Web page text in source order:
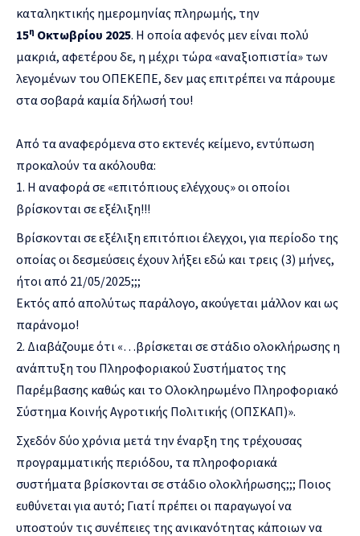
καταληκτικής ημερομηνίας πληρωμής, την
15η Οκτωβρίου 2025. Η οποία αφενός μεν είναι πολύ
μακριά, αφετέρου δε, η μέχρι τώρα «αναξιοπιστία» των
λεγομένων του ΟΠΕΚΕΠΕ, δεν μας επιτρέπει να πάρουμε
στα σοβαρά καμία δήλωσή του!
Από τα αναφερόμενα στο εκτενές κείμενο, εντύπωση
προκαλούν τα ακόλουθα:
Η αναφορά σε «επιτόπιους ελέγχους» οι οποίοι
βρίσκονται σε εξέλιξη!!!
Βρίσκονται σε εξέλιξη επιτόπιοι έλεγχοι, για περίοδο της
οποίας οι δεσμεύσεις έχουν λήξει εδώ και τρεις (3) μήνες,
ήτοι από 21/05/2025;;;
Εκτός από απολύτως παράλογο, ακούγεται μάλλον και ως
παράνομο!
Διαβάζουμε ότι «…βρίσκεται σε στάδιο ολοκλήρωσης η
ανάπτυξη του Πληροφοριακού Συστήματος της
Παρέμβασης καθώς και το Ολοκληρωμένο Πληροφοριακό
Σύστημα Κοινής Αγροτικής Πολιτικής (ΟΠΣΚΑΠ)».
Σχεδόν δύο χρόνια μετά την έναρξη της τρέχουσας
προγραμματικής περιόδου, τα πληροφοριακά
συστήματα βρίσκονται σε στάδιο ολοκλήρωσης;;; Ποιος
ευθύνεται για αυτό; Γιατί πρέπει οι παραγωγοί να
υποστούν τις συνέπειες της ανικανότητας κάποιων να